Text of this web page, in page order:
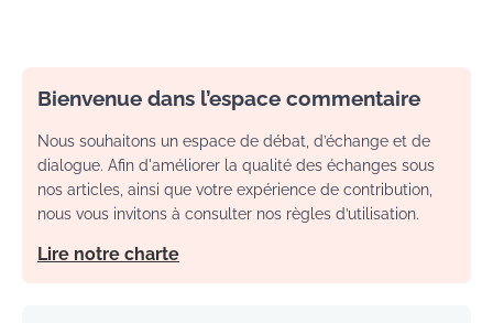
Bienvenue dans l’espace commentaire
Nous souhaitons un espace de débat, d’échange et de
dialogue. Afin d'améliorer la qualité des échanges sous
nos articles, ainsi que votre expérience de contribution,
nous vous invitons à consulter nos règles d’utilisation.
Lire notre charte